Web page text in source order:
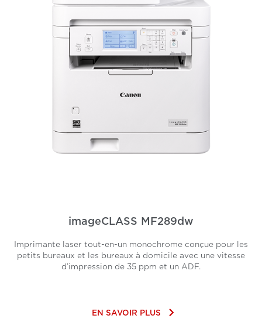
imageCLASS MF289dw
Imprimante laser tout-en-un monochrome conçue pour les
petits bureaux et les bureaux à domicile avec une vitesse
d’impression de 35 ppm et un ADF.
EN SAVOIR PLUS
keyboard_arrow_right